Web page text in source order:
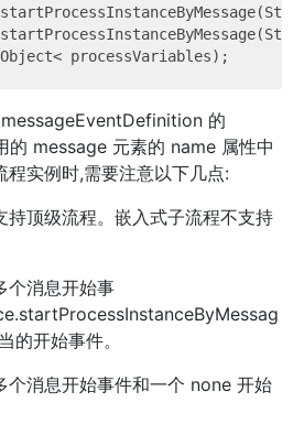
的
的 message 元素的 name 属性中
程实例时,需要注意以下几点:
持顶级流程。嵌入式子流程不支持
个消息开始事
的开始事件。
个消息开始事件和一个 none 开始